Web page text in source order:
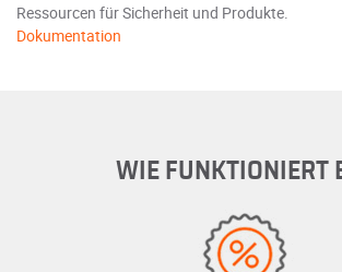
Ressourcen für Sicherheit und Produkte.
Dokumentation
WIE FUNKTIONIERT